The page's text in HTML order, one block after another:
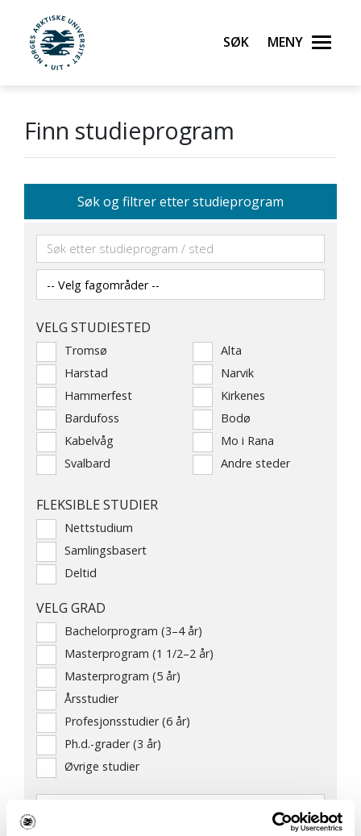
UiT Norges arktiske universitet
Søk Meny
Finn studieprogram
Søk og filtrer etter studieprogram
VELG STUDIESTED
Tromsø
Alta
Harstad
Narvik
Hammerfest
Kirkenes
Bardufoss
Bodø
Kabelvåg
Mo i Rana
Svalbard
Andre steder
FLEKSIBLE STUDIER
Nettstudium
Samlingsbasert
Deltid
VELG GRAD
Bachelorprogram (3–4 år)
Masterprogram (1 1/2–2 år)
Masterprogram (5 år)
Årsstudier
Profesjonsstudier (6 år)
Ph.d.-grader (3 år)
Øvrige studier